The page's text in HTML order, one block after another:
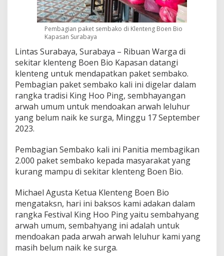
n
g
K
e
n
n
g
B
o
e
n
o
B
a
g
k
a
n
S
e
m
b
Pembagian paket sembako di Klenteng Boen Bio
Kapasan Surabaya
Lintas Surabaya, Surabaya – Ribuan Warga di
sekitar klenteng Boen Bio Kapasan datangi
klenteng untuk mendapatkan paket sembako.
Pembagian paket sembako kali ini digelar dalam
rangka tradisi King Hoo Ping, sembhayangan
arwah umum untuk mendoakan arwah leluhur
yang belum naik ke surga, Minggu 17 September
2023.
Pembagian Sembako kali ini Panitia membagikan
2.000 paket sembako kepada masyarakat yang
kurang mampu di sekitar klenteng Boen Bio.
Michael Agusta Ketua Klenteng Boen Bio
mengataksn, hari ini baksos kami adakan dalam
rangka Festival King Hoo Ping yaitu sembahyang
arwah umum, sembahyang ini adalah untuk
mendoakan pada arwah arwah leluhur kami yang
masih belum naik ke surga.